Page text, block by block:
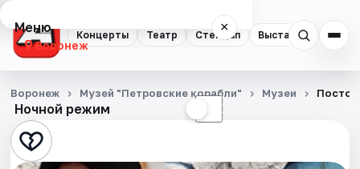
Концерты Театр Стендап Выставки
Меню ×
Воронеж
Концерты
Театр
Стендап
Ночной режим ☾
Воронеж Музей "Петровские корабли" Музеи